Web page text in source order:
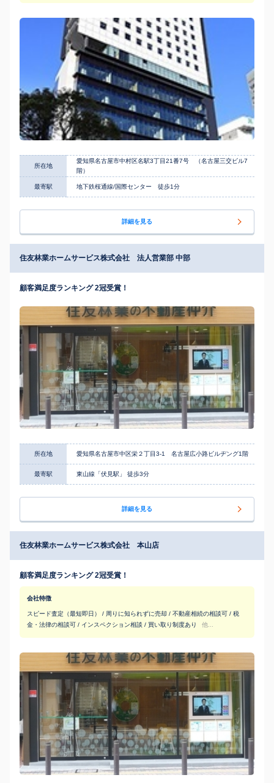
所在地
愛知県名古屋市中村区名駅3丁目21番7号 （名古屋三交ビル7
階）
最寄駅 地下鉄桜通線/国際センター 徒歩1分
詳細を見る
住友林業ホームサービス株式会社 法人営業部 中部
顧客満足度ランキング 2冠受賞！
所在地 愛知県名古屋市中区栄２丁目3-1 名古屋広小路ビルヂング1階
最寄駅 東山線「伏見駅」 徒歩3分
詳細を見る
住友林業ホームサービス株式会社 本山店
顧客満足度ランキング 2冠受賞！
会社特徴
スピード査定（最短即日） / 周りに知られずに売却 / 不動産相続の相談可 / 税
金・法律の相談可 / インスペクション相談 / 買い取り制度あり
他...